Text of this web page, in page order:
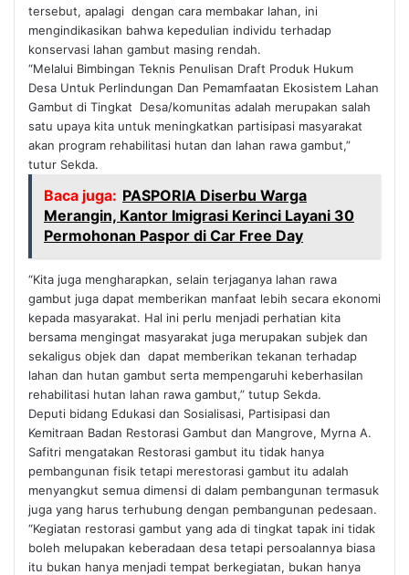
tersebut, apalagi dengan cara membakar lahan, ini
mengindikasikan bahwa kepedulian individu terhadap
konservasi lahan gambut masing rendah.
“Melalui Bimbingan Teknis Penulisan Draft Produk Hukum
Desa Untuk Perlindungan Dan Pemamfaatan Ekosistem Lahan
Gambut di Tingkat Desa/komunitas adalah merupakan salah
satu upaya kita untuk meningkatkan partisipasi masyarakat
akan program rehabilitasi hutan dan lahan rawa gambut,”
tutur Sekda.
Baca juga: PASPORIA Diserbu Warga
Merangin, Kantor Imigrasi Kerinci Layani 30
Permohonan Paspor di Car Free Day
“Kita juga mengharapkan, selain terjaganya lahan rawa
gambut juga dapat memberikan manfaat lebih secara ekonomi
kepada masyarakat. Hal ini perlu menjadi perhatian kita
bersama mengingat masyarakat juga merupakan subjek dan
sekaligus objek dan dapat memberikan tekanan terhadap
lahan dan hutan gambut serta mempengaruhi keberhasilan
rehabilitasi hutan lahan rawa gambut,” tutup Sekda.
Deputi bidang Edukasi dan Sosialisasi, Partisipasi dan
Kemitraan Badan Restorasi Gambut dan Mangrove, Myrna A.
Safitri mengatakan Restorasi gambut itu tidak hanya
pembangunan fisik tetapi merestorasi gambut itu adalah
menyangkut semua dimensi di dalam pembangunan termasuk
juga yang harus terhubung dengan pembangunan pedesaan.
“Kegiatan restorasi gambut yang ada di tingkat tapak ini tidak
boleh melupakan keberadaan desa tetapi persoalannya biasa
itu bukan hanya menjadi tempat berkegiatan, bukan hanya